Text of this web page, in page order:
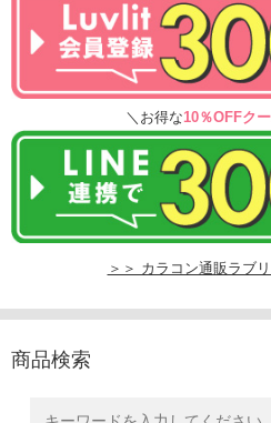
＼お得な10％OFFク
＞＞ カラコン通販ラブ
商品検索